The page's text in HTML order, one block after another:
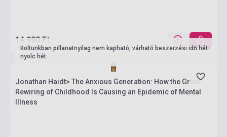
14 990 Ft
Boltunkban pillanatnyilag nem kapható, várható beszerzési idő hét-
nyolc hét
Jonathan Haidt> The Anxious Generation: How the Great
Rewiring of Childhood Is Causing an Epidemic of Mental
Illness